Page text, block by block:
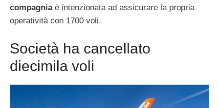
compagniaè intenzionata ad assicurare la propria
operatività con 1700 voli.
Società ha cancellato
diecimila voli